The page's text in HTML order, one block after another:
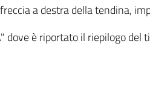
a destra della tendina,
dove è riportato il riepilogo